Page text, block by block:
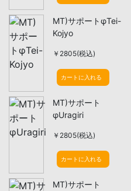
MT)サポートφTei-
Kojyo
￥2805(税込)
カートに入れる
MT)サポート
φUragiri
￥2805(税込)
カートに入れる
MT)サポート